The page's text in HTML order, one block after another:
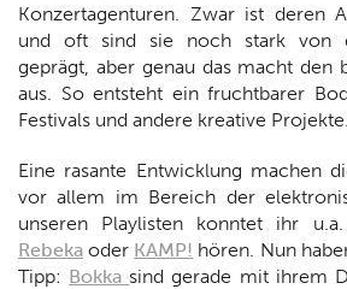
Konzertagenturen. Zwar ist deren
und oft sind sie noch stark von
geprägt, aber genau das macht den
aus. So entsteht ein fruchtbarer
Festivals und andere kreative Projekte.
Eine rasante Entwicklung machen
vor allem im Bereich der
unseren Playlisten konntet ihr
Rebeka oder KAMP! hören. Nun
Tipp: Bokka sind gerade mit ihrem